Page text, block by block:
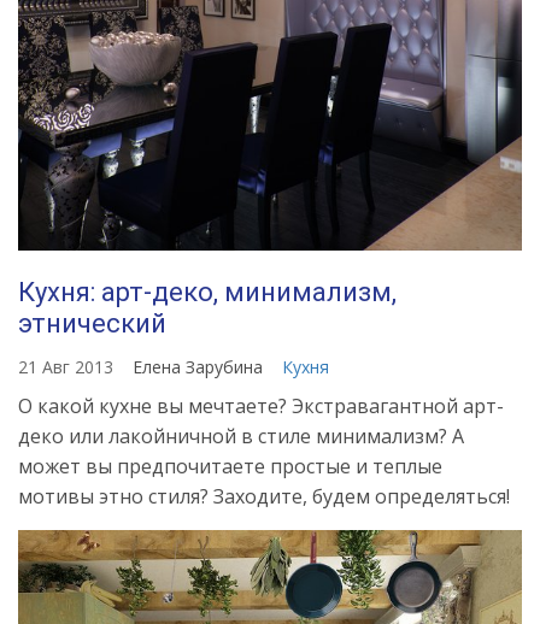
Кухня: арт-деко, минимализм,
этнический
21 Авг 2013 Елена Зарубина Кухня
О какой кухне вы мечтаете? Экстравагантной арт-
деко или лакойничной в стиле минимализм? А
может вы предпочитаете простые и теплые
мотивы этно стиля? Заходите, будем определяться!